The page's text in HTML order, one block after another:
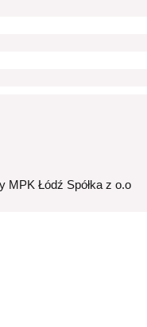
MPK Łódź Spółka z o.o